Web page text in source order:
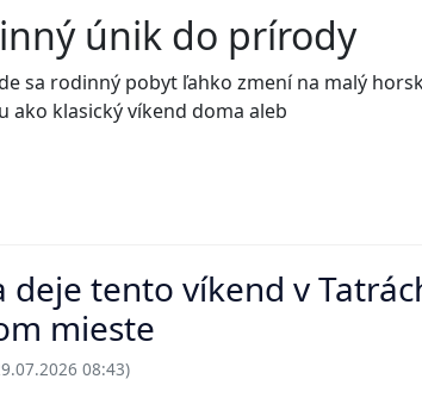
únik do prírody
sa rodinný pobyt ľahko zmení na malý
ako klasický víkend doma aleb
deje tento víkend v
mieste
08:43)